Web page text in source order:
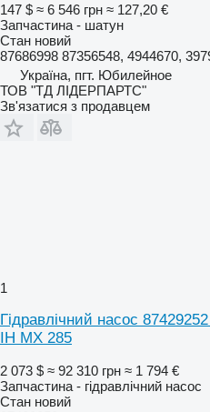
147 $ ≈ 6 546 грн ≈ 127,20 €
Запчастина - шатун
Стан новий
87686998 87356548, 4944670,
Україна, пгт. Юбилейное
ТОВ "ТД ЛІДЕРПАРТС"
Зв'язатися з продавцем
1
Гідравлічний насос
IH MX 285
2 073 $ ≈ 92 310 грн ≈ 1 794 €
Запчастина - гідравлічний насос
Стан новий